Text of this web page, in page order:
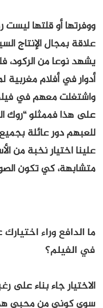
ووفرتها أو قلتها
علاقة بمجال الإنتاج
يشهد نوعا من الركود،
أدوار في أفلام مغربية
واشتغلت معهم في
على هذا فممثلو “روك
للعبهم دور عائلة بجميع
علينا اختيار نخبة من
متشابهة، كي تكون
ما الدافع وراء
في الفيلم؟
الاختيار جاء بناء على
سوى كوني من محبي